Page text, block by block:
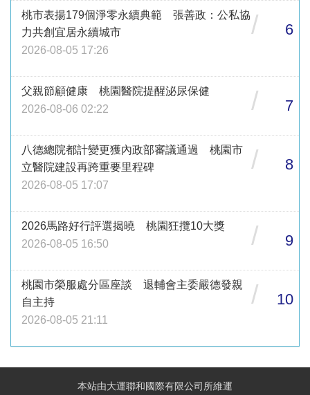
桃市表揚179個淨零永續典範 張善政：公私協
力共創宜居永續城市
2026-08-05 17:26
/ 6
父親節顧健康 桃園醫院提醒泌尿保健
2026-08-06 02:22
/ 7
八德總院都計變更獲內政部審議通過 桃園市
立醫院建設再跨重要里程碑
2026-08-05 17:07
/ 8
2026馬路好行評選揭曉 桃園狂攬10大獎
2026-08-05 16:50
/ 9
桃園市榮服處分區座談 退輔會主委嚴德發親
自主持
2026-08-05 21:11
/ 10
本站由大運聯和國際有限公司所維運